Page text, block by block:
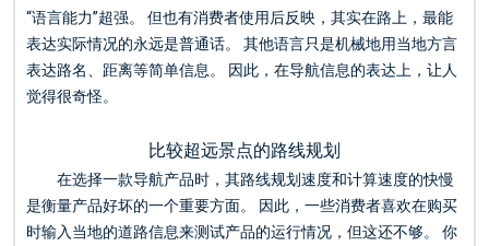
“语言能力”超强。 但也有消费者使用后反映，其实在路上，最能
表达实际情况的永远是普通话。 其他语言只是机械地用当地方言
表达路名、距离等简单信息。 因此，在导航信息的表达上，让人
觉得很奇怪。
比较超远景点的路线规划
在选择一款导航产品时，其路线规划速度和计算速度的快慢
是衡量产品好坏的一个重要方面。 因此，一些消费者喜欢在购买
时输入当地的道路信息来测试产品的运行情况，但这还不够。 你